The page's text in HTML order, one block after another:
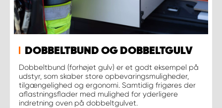
DOBBELTBUND OG DOBBELTGULV
Dobbeltbund (forhøjet gulv) er et godt eksempel på
udstyr, som skaber store opbevaringsmuligheder,
tilgængelighed og ergonomi. Samtidig frigøres der
aflastningsflader med mulighed for yderligere
indretning oven på dobbeltgulvet.